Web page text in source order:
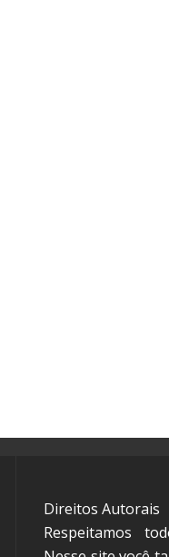
Direitos Autorais
Respeitamos